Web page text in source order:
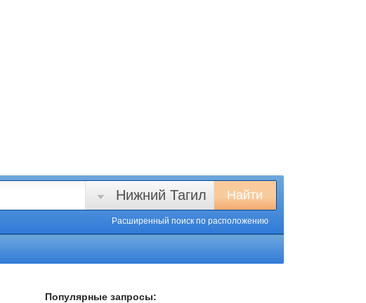
Найти
Нижний Тагил
Расширенный поиск по расположению
Популярные запросы: